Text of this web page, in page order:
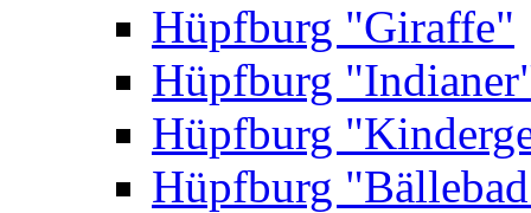
Hüpfburg "Giraffe"
Hüpfburg
Hüpfburg
Hüpfburg